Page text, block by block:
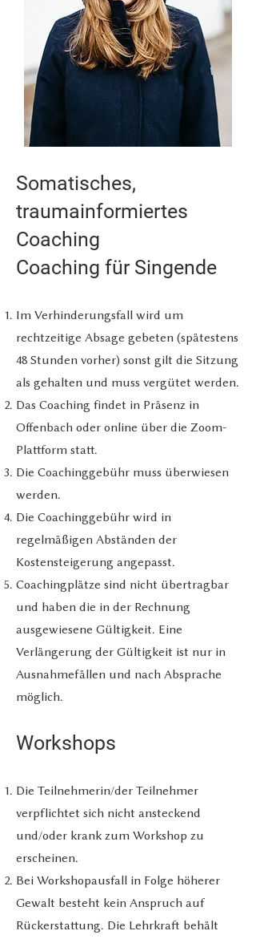
Somatisches,
traumainformiertes
Coaching
Coaching für Singende
Im Verhinderungsfall wird um
rechtzeitige Absage gebeten (spätestens
48 Stunden vorher) sonst gilt die Sitzung
als gehalten und muss vergütet werden.
Das Coaching findet in Präsenz in
Offenbach oder online über die Zoom-
Plattform statt.
Die Coachinggebühr muss überwiesen
werden.
Die Coachinggebühr wird in
regelmäßigen Abständen der
Kostensteigerung angepasst.
Coachingplätze sind nicht übertragbar
und haben die in der Rechnung
ausgewiesene Gültigkeit. Eine
Verlängerung der Gültigkeit ist nur in
Ausnahmefällen und nach Absprache
möglich.
Workshops
Die Teilnehmerin/der Teilnehmer
verpflichtet sich nicht ansteckend
und/oder krank zum Workshop zu
erscheinen.
Bei Workshopausfall in Folge höherer
Gewalt besteht kein Anspruch auf
Rückerstattung. Die Lehrkraft behält